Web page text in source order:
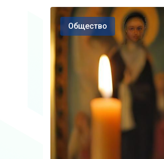
Общество